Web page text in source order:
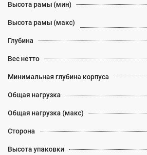
Высота рамы (мин)
Высота рамы (макс)
Глубина
Вес нетто
Минимальная глубина корпуса
Общая нагрузка
Общая нагрузка (макс)
Сторона
Высота упаковки